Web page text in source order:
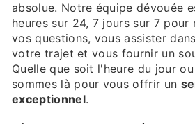
absolue. Notre équipe dévouée
heures sur 24, 7 jours sur 7
vos questions, vous assister
votre trajet et vous fournir un
Quelle que soit l'heure du jour
sommes là pour vous offrir un
exceptionnel.